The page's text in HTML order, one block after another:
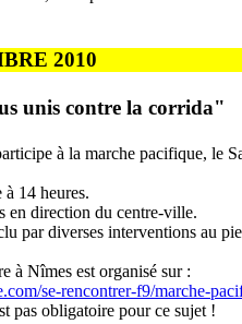
2010
unis contre la corrida"
à la marche pacifique, le
14 heures.
en direction du centre-ville.
par diverses interventions au
à Nîmes est organisé sur :
se-rencontrer-f9/marche-
pas obligatoire pour ce sujet !